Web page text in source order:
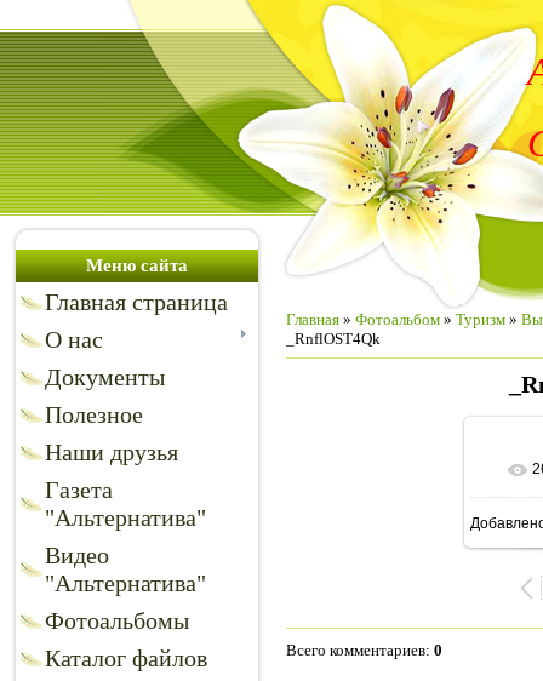
Меню сайта
Главная страница
О нас
Документы
Полезное
Наши друзья
Газета
"Альтернатива"
Видео
"Альтернатива"
Фотоальбомы
Каталог файлов
Главная » Фотоальбом » Туризм »
_RnflOST4Qk
Всего комментариев: 0